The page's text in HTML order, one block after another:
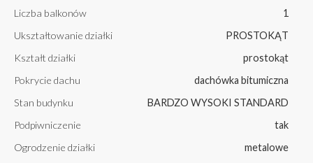
Liczba balkonów
1
Ukształtowanie działki
PROSTOKĄT
Kształt działki
prostokąt
Pokrycie dachu
dachówka bitumiczna
Stan budynku
BARDZO WYSOKI STANDARD
Podpiwniczenie
tak
Ogrodzenie działki
metalowe